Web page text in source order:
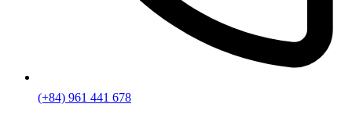
(+84) 961 441 678